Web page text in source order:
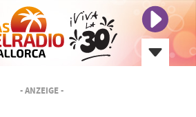
- ANZEIGE -